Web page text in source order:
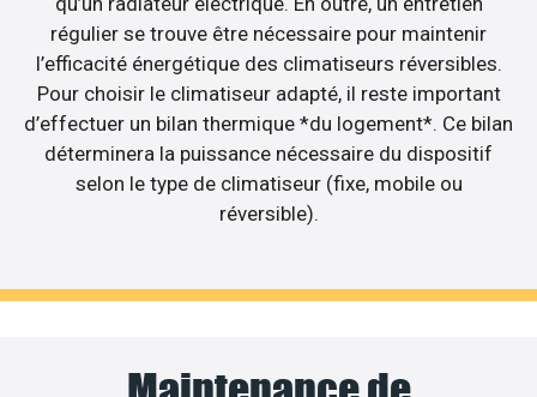
régulier se trouve être nécessaire pour maintenir
l’efficacité énergétique des climatiseurs réversibles.
Pour choisir le climatiseur adapté, il reste important
d’effectuer un bilan thermique *du logement*. Ce bilan
déterminera la puissance nécessaire du dispositif
selon le type de climatiseur (fixe, mobile ou
réversible).